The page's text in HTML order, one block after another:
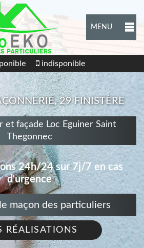
MENU
indisponible
29 FINISTÈRE
et façade Loc Eguiner Saint
Thegonnec
24h/24 sur 7j/7 en cas
d'urgence
maçon des particuliers
RÉALISATIONS